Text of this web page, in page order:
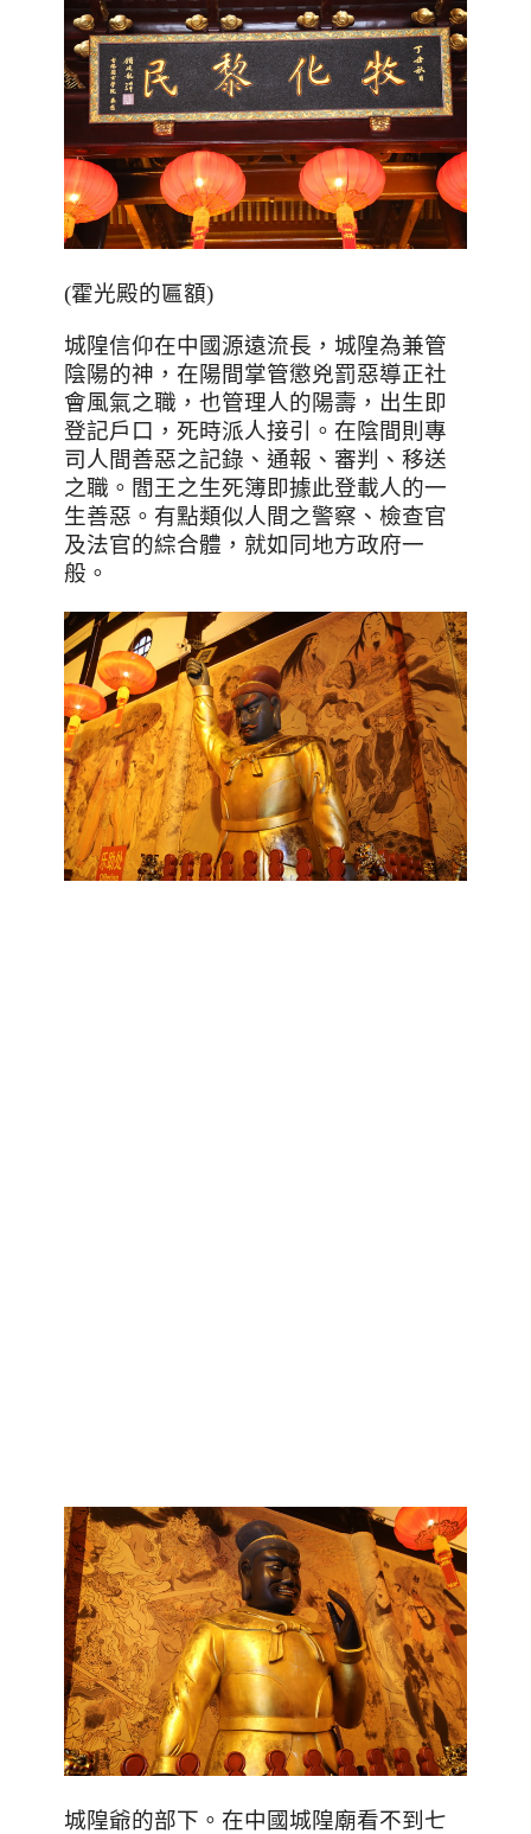
(霍光殿的匾額)
城隍信仰在中國源遠流長，城隍為兼管
陰陽的神，在陽間掌管懲兇罰惡導正社
會風氣之職，也管理人的陽壽，出生即
登記戶口，死時派人接引。在陰間則專
司人間善惡之記錄、通報、審判、移送
之職。閻王之生死簿即據此登載人的一
生善惡。有點類似人間之警察、檢查官
及法官的綜合體，就如同地方政府一
般。
城隍爺的部下。在中國城隍廟看不到七